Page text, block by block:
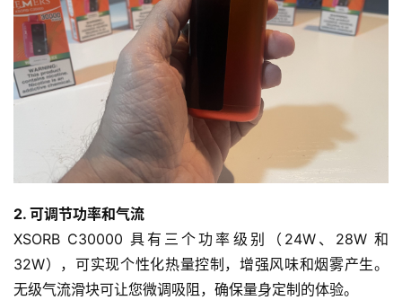
2. 可调节功率和气流
XSORB C30000 具有三个功率级别（24W、28W 和
32W），可实现个性化热量控制，增强风味和烟雾产生。
无级气流滑块可让您微调吸阻，确保量身定制的体验。